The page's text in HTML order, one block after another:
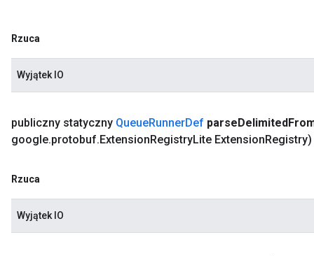
Rzuca
Wyjątek IO
publiczny statyczny QueueRunnerDef parseDelimited
google.protobuf.ExtensionRegistryLite ExtensionRegistry)
Rzuca
Wyjątek IO